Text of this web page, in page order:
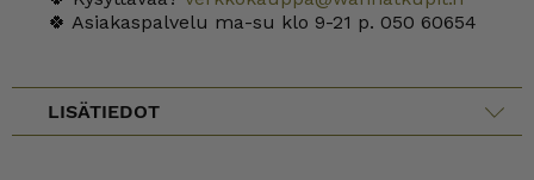
🍀 Asiakaspalvelu ma-su klo 9-21 p. 050 60654
LISÄTIEDOT